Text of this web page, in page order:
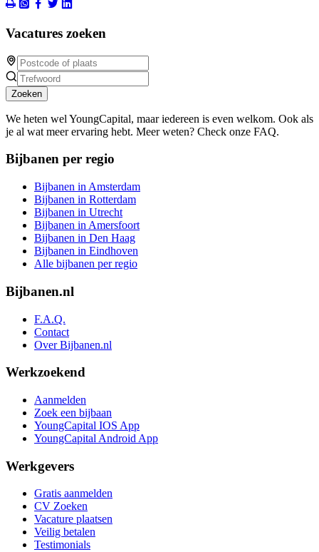
Vacatures zoeken
Zoeken
We heten wel YoungCapital, maar iedereen is even welkom. Ook als
je al wat meer ervaring hebt. Meer weten? Check onze FAQ.
Bijbanen per regio
Bijbanen in Amsterdam
Bijbanen in Rotterdam
Bijbanen in Utrecht
Bijbanen in Amersfoort
Bijbanen in Den Haag
Bijbanen in Eindhoven
Alle bijbanen per regio
Bijbanen.nl
F.A.Q.
Contact
Over Bijbanen.nl
Werkzoekend
Aanmelden
Zoek een bijbaan
YoungCapital IOS App
YoungCapital Android App
Werkgevers
Gratis aanmelden
CV Zoeken
Vacature plaatsen
Veilig betalen
Testimonials